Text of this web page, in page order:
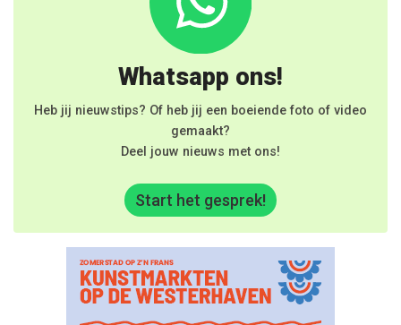
Whatsapp ons!
Heb jij nieuwstips? Of heb jij een boeiende foto of video
gemaakt?
Deel jouw nieuws met ons!
Start het gesprek!